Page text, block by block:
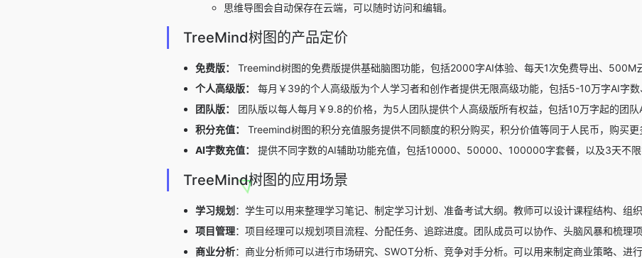
思维导图会自动保存在云端，可以随时访问和编辑。
TreeMind树图的产品定价
免费版：
Treemind树图的免费版提供基础脑图功能，包括2000字AI体验、每天1次免费导出、500M
个人高级版：
每月￥39的个人高级版为个人学习者和创作者提供无限高级功能，包括5-10万字AI字
团队版：
团队版以每人每月￥9.8的价格，为5人团队提供个人高级版所有权益，包括10万字起的团队
积分充值：
Treemind树图的积分充值服务提供不同额度的积分购买，积分价值等同于人民币，购买更
AI字数充值：
提供不同字数的AI辅助功能充值，包括10000、50000、100000字套餐，以及3天不限
TreeMind树图的应用场景
学习规划 ： 学生可以用来整理学习笔记、制定学习计划、准备考试大纲。 教师可以设计课程结构、组
项目管理： 项目经理可以规划项目流程、分配任务、追踪进度。 团队成员可以协作、头脑风暴和梳理项
商业分析： 商业分析师可以进行市场研究、SWOT分析、竞争对手分析。 可以用来制定商业策略、进行